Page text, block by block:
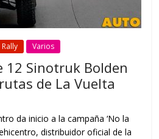
Rally Varios
12 Sinotruk Bolden
de La Vuelta
da inicio a la campaña ‘No la
distribuidor oficial de la